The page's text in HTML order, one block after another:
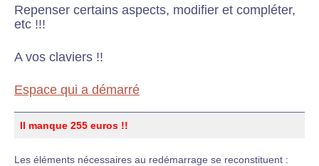
Repenser certains aspects, modifier et compléter,
etc !!!
A vos claviers !!
Espace qui a démarré
Il manque 255 euros !!
Les éléments nécessaires au redémarrage se reconstituent :